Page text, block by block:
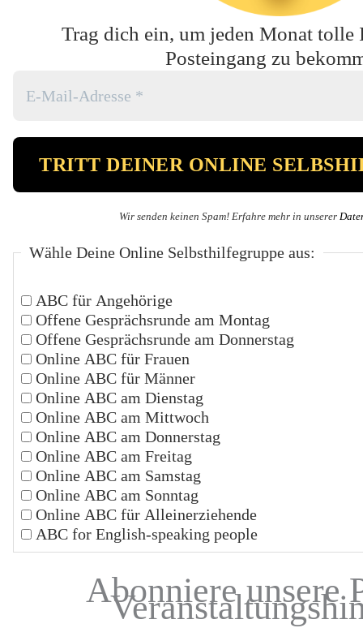
Trag dich ein, um jeden Monat tolle
Posteingang zu
Wir senden keinen Spam! Erfahre mehr in unserer
Wähle Deine Online Selbsthilfegruppe aus:
ABC für Angehörige
Offene Gesprächsrunde am Montag
Offene Gesprächsrunde am Donnerstag
Online ABC für Frauen
Online ABC für Männer
Online ABC am Dienstag
Online ABC am Mittwoch
Online ABC am Donnerstag
Online ABC am Freitag
Online ABC am Samstag
Online ABC am Sonntag
Online ABC für Alleinerziehende
ABC for English-speaking people
Abonniere unsere